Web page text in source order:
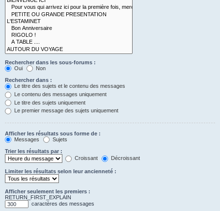
Rechercher dans les sous-forums :
Oui
Non
Rechercher dans :
Le titre des sujets et le contenu des messages
Le contenu des messages uniquement
Le titre des sujets uniquement
Le premier message des sujets uniquement
Afficher les résultats sous forme de :
Messages
Sujets
Trier les résultats par :
Croissant
Décroissant
Limiter les résultats selon leur ancienneté :
Afficher seulement les premiers :
RETURN_FIRST_EXPLAIN
caractères des messages